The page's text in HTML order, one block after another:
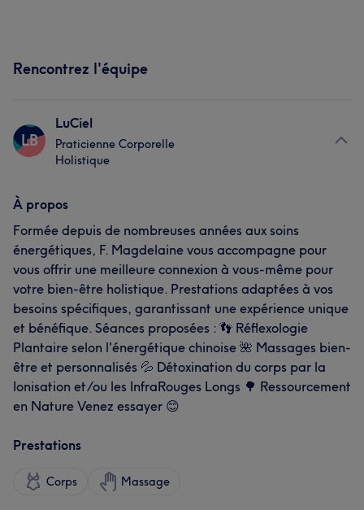
Rencontrez l'équipe
LB
LuCiel
Praticienne Corporelle
Holistique
À propos
Formée depuis de nombreuses années aux soins
énergétiques, F. Magdelaine vous accompagne pour
vous offrir une meilleure connexion à vous-même pour
votre bien-être holistique. Prestations adaptées à vos
besoins spécifiques, garantissant une expérience unique
et bénéfique. Séances proposées : 👣 Réflexologie
Plantaire selon l'énergétique chinoise 🌺 Massages bien-
être et personnalisés 💦 Détoxination du corps par la
Ionisation et/ou les InfraRouges Longs 🌳 Ressourcement
en Nature Venez essayer 😊
Prestations
Corps Massage